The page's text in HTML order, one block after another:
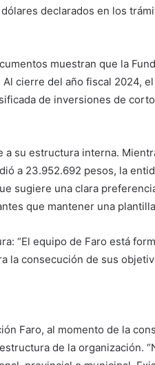
declarados en los
muestran que la
cierre del año fiscal 2024,
de inversiones de
su estructura interna.
a 23.952.692 pesos, la
sugiere una clara
que mantener una
“El equipo de Faro está
la consecución de sus
Faro, al momento de la
de la organización.